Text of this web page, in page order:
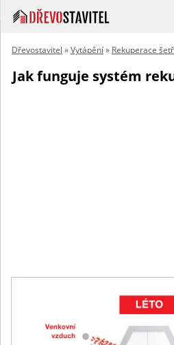
Dřevostavitel »Vytápění» Rekuperace
Jak funguje systém